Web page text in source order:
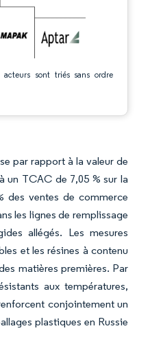
sont triés sans ordre
par rapport à la valeur de
un TCAC de 7,05 % sur la
des ventes de commerce
les lignes de remplissage
allégés. Les mesures
et les résines à contenu
matières premières. Par
aux températures,
conjointement un
plastiques en Russie